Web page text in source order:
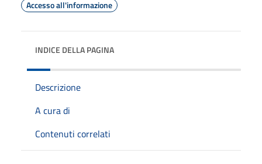
Accesso all'informazione
INDICE DELLA PAGINA
Descrizione
A cura di
Contenuti correlati